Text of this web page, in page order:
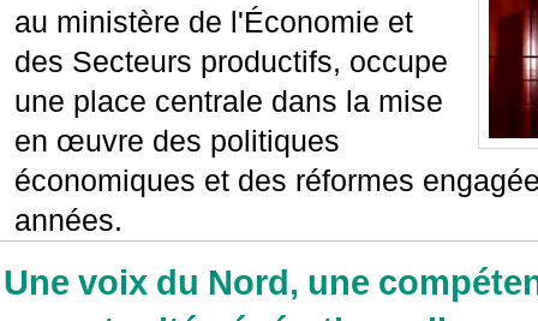
au ministère de l'Économie et
des Secteurs productifs, occupe
une place centrale dans la mise
en œuvre des politiques
économiques et des réformes
années.
Une voix du Nord, une